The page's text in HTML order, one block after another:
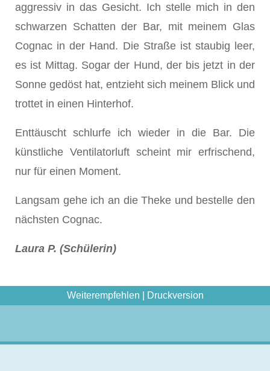
aggressiv in das Gesicht. Ich stelle mich in den
schwarzen Schatten der Bar, mit meinem Glas
Cognac in der Hand. Die Straße ist staubig leer,
es ist Mittag. Sogar der Hund, der bis jetzt in der
Sonne gedöst hat, entzieht sich meinem Blick und
trottet in einen Hinterhof.
Enttäuscht schlurfe ich wieder in die Bar. Die
künstliche Ventilatorluft scheint mir erfrischend,
nur für einen Moment.
Langsam gehe ich an die Theke und bestelle den
nächsten Cognac.
Laura P. (Schülerin)
Weiterempfehlen Druckversion